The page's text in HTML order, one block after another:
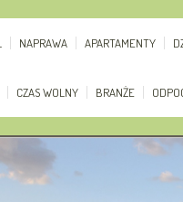
NAPRAWA APARTAMENTY
CZAS WOLNY BRANŻE